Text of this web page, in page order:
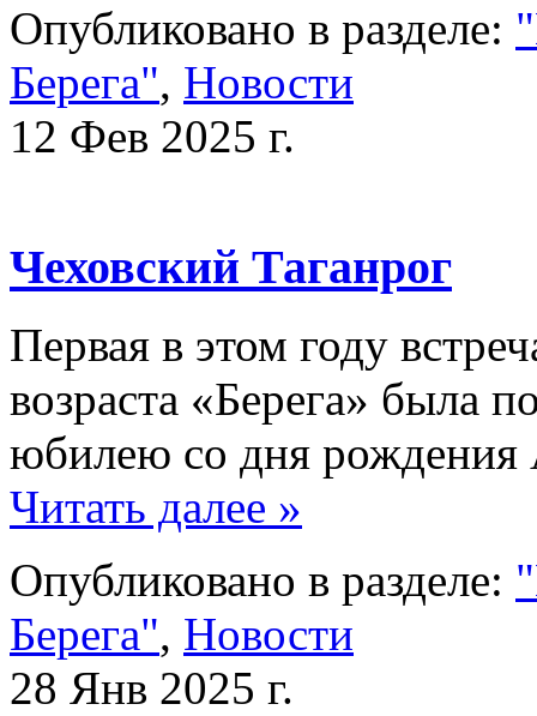
Опубликовано в разделе:
Берега", Новости
12 Фев 2025 г.
Чеховский Таганрог
Первая в этом году
возраста «Берега» была
юбилею со дня
Читать далее »
Опубликовано в разделе:
Берега", Новости
28 Янв 2025 г.